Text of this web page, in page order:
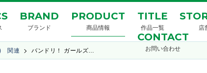
BRAND
ブランド
PRODUCT
商品情報
TITLE
作品一覧 店
CONTACT
お問い合わせ
) 関連 バンドリ！ ガールズ…